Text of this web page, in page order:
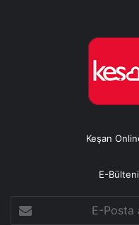
Keşan
E-
E-
Posta